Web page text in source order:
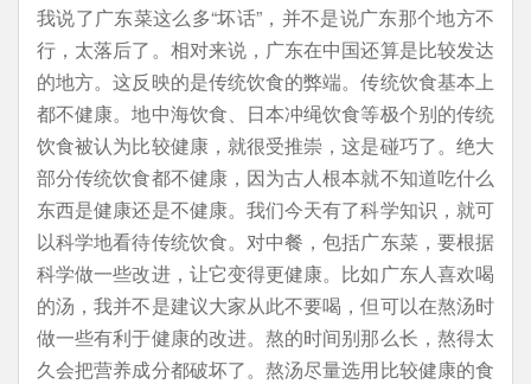
我说了广东菜这么多“坏话”，并不是说广东那个地方不
行，太落后了。相对来说，广东在中国还算是比较发达
的地方。这反映的是传统饮食的弊端。传统饮食基本上
都不健康。地中海饮食、日本冲绳饮食等极个别的传统
饮食被认为比较健康，就很受推崇，这是碰巧了。绝大
部分传统饮食都不健康，因为古人根本就不知道吃什么
东西是健康还是不健康。我们今天有了科学知识，就可
以科学地看待传统饮食。对中餐，包括广东菜，要根据
科学做一些改进，让它变得更健康。比如广东人喜欢喝
的汤，我并不是建议大家从此不要喝，但可以在熬汤时
做一些有利于健康的改进。熬的时间别那么长，熬得太
久会把营养成分都破坏了。熬汤尽量选用比较健康的食